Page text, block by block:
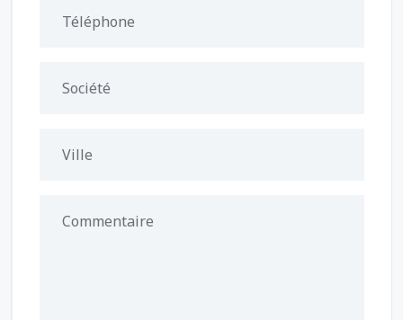
Téléphone
Société
Ville
Commentaire